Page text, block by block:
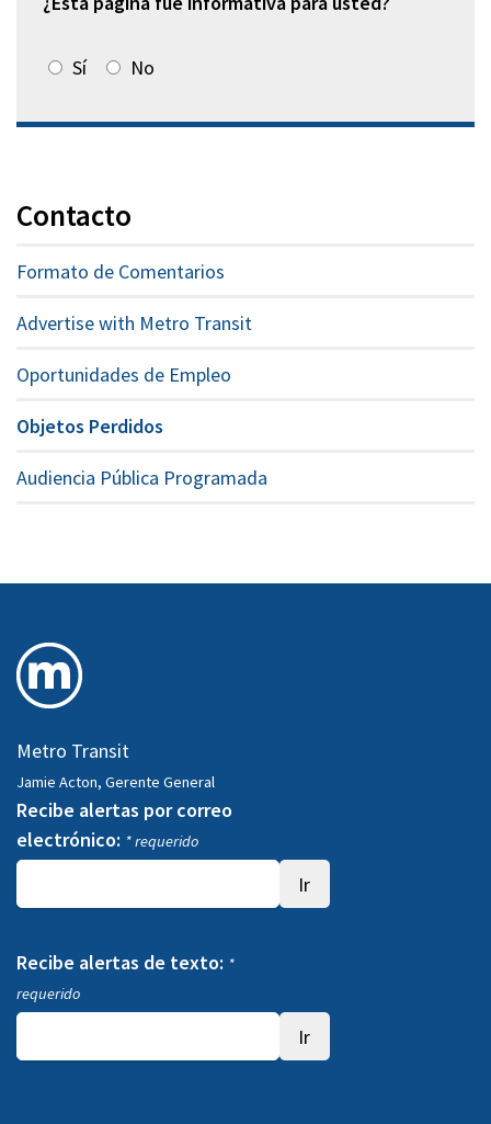
Sí No
Contacto
Formato de Comentarios
Advertise with Metro Transit
Oportunidades de Empleo
Objetos Perdidos
Audiencia Pública Programada
Metro Transit
Jamie Acton, Gerente General
Recibe alertas por correo
electrónico: * requerido
Recibe alertas de texto: *
requerido